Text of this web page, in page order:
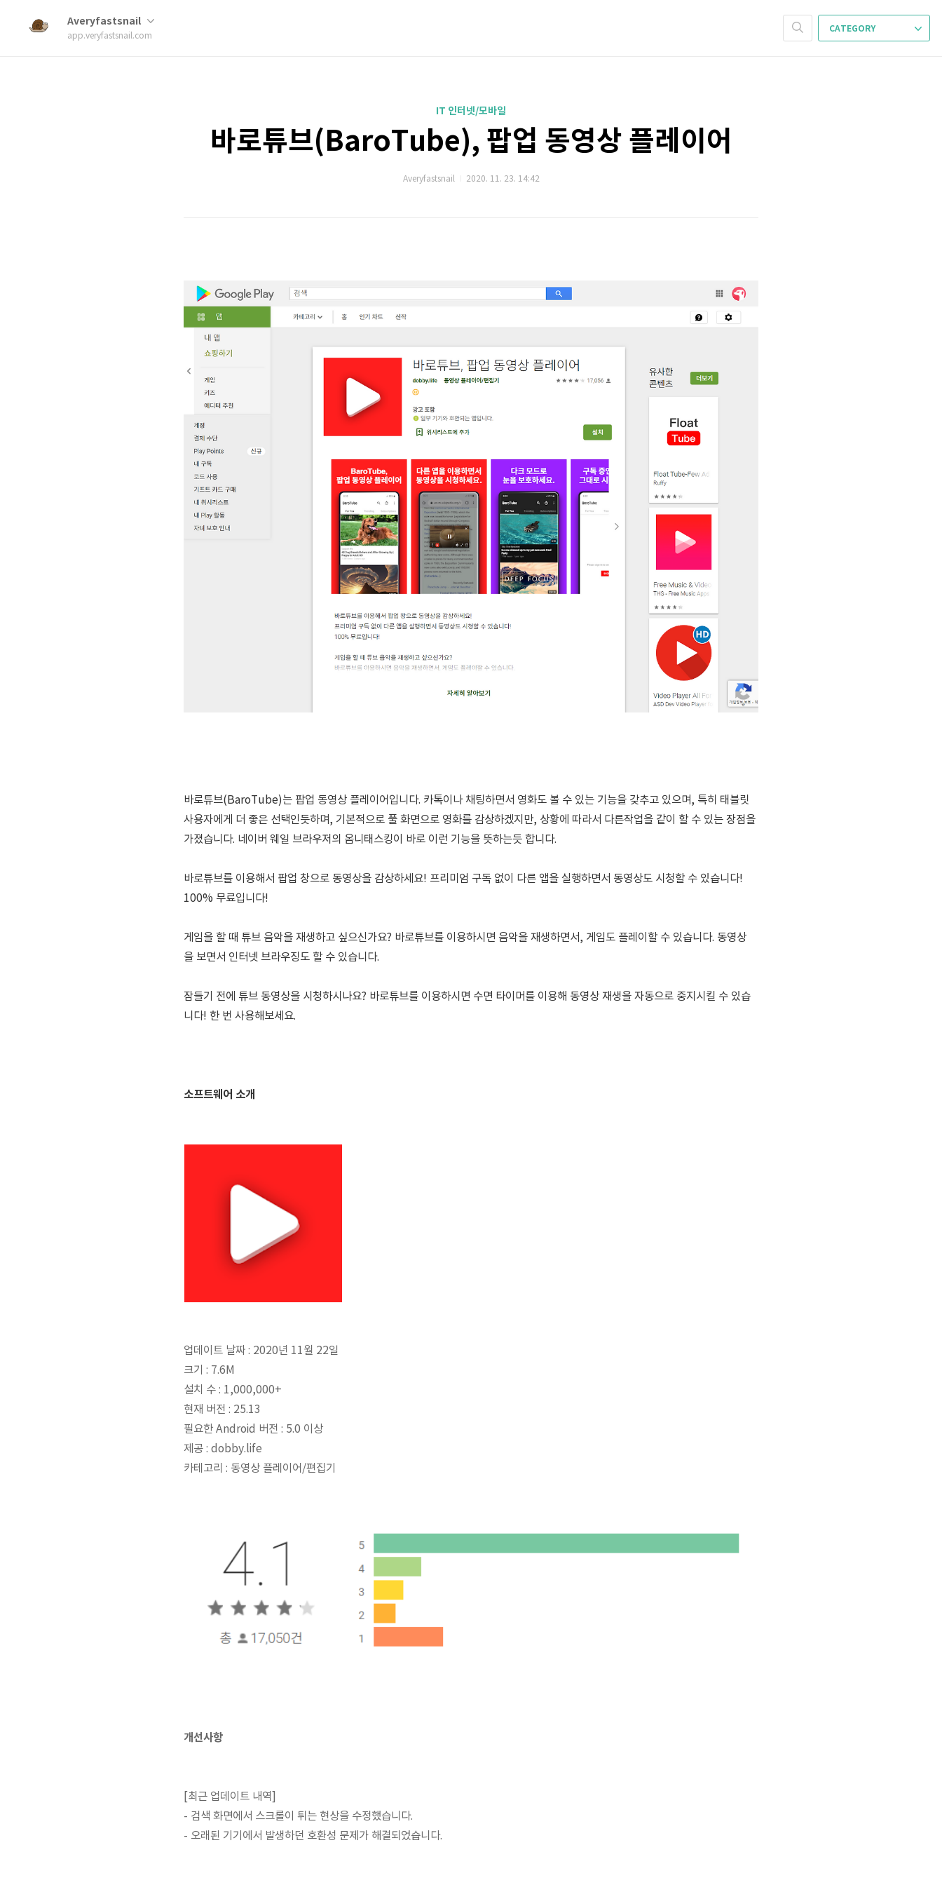
Averyfastsnail
app.veryfastsnail.com
CATEGORY
IT 인터넷/모바일
바로튜브(BaroTube), 팝업 동영상 플레이어
Averyfastsnail 2020. 11. 23. 14:42
바로튜브(BaroTube)는 팝업 동영상 플레이어입니다. 카톡이나 채팅하면서 영화도 볼 수 있는 기능을 갖추고 있으며, 특히 태블릿
사용자에게 더 좋은 선택인듯하며, 기본적으로 풀 화면으로 영화를 감상하겠지만, 상황에 따라서 다른작업을 같이 할 수 있는 장점을
가졌습니다. 네이버 웨일 브라우저의 옴니태스킹이 바로 이런 기능을 뜻하는듯 합니다.
바로튜브를 이용해서 팝업 창으로 동영상을 감상하세요! 프리미엄 구독 없이 다른 앱을 실행하면서 동영상도 시청할 수 있습니다!
100% 무료입니다!
게임을 할 때 튜브 음악을 재생하고 싶으신가요? 바로튜브를 이용하시면 음악을 재생하면서, 게임도 플레이할 수 있습니다. 동영상
을 보면서 인터넷 브라우징도 할 수 있습니다.
잠들기 전에 튜브 동영상을 시청하시나요? 바로튜브를 이용하시면 수면 타이머를 이용해 동영상 재생을 자동으로 중지시킬 수 있습
니다! 한 번 사용해보세요.
소프트웨어 소개
업데이트 날짜 : 2020년 11월 22일
크기 : 7.6M
설치 수 : 1,000,000+
현재 버전 : 25.13
필요한 Android 버전 : 5.0 이상
제공 : dobby.life
카테고리 : 동영상 플레이어/편집기
개선사항
[최근 업데이트 내역]
- 검색 화면에서 스크롤이 튀는 현상을 수정했습니다.
- 오래된 기기에서 발생하던 호환성 문제가 해결되었습니다.